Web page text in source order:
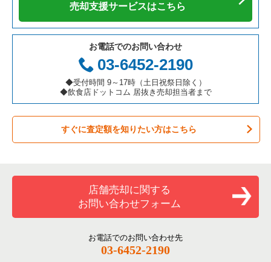
売却支援サービスはこちら
お電話でのお問い合わせ
03-6452-2190
◆受付時間 9～17時（土日祝祭日除く）
◆飲食店ドットコム 居抜き売却担当者まで
すぐに査定額を知りたい方はこちら
店舗売却に関する
お問い合わせフォーム
お電話でのお問い合わせ先
03-6452-2190